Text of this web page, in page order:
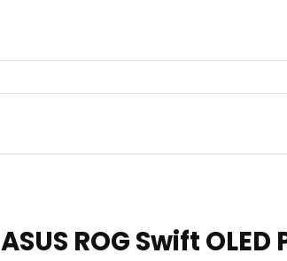
ASUS ROG Swift OLED